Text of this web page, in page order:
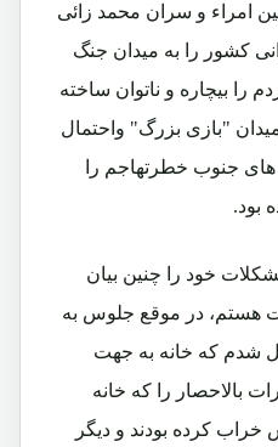
متواتر درطول قرن 18 بین امراء و سران محمد زائی
کشور را به میدان جنگ
را بیچاره و ناتوان ساخته
"بازی بزرگ" واحتمال
جنوب خطرتهاجم را
بود.
خود را چنین بیان
هستم، در موقع جلوس به
شدم که خانه به جهت
بالاحصار را که خانه
خراب کرده بودند و دیگر